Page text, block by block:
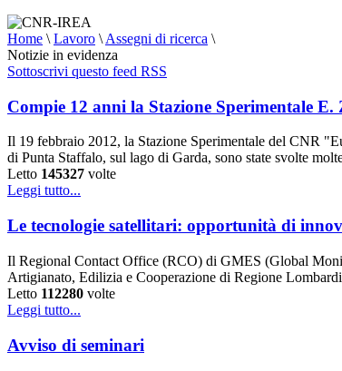
Home \ Lavoro \ Assegni di ricerca \
Notizie in evidenza
Sottoscrivi questo feed RSS
Compie 12 anni la Stazione Sperimentale
Il 19 febbraio 2012, la Stazione Sperimentale del CNR
di Punta Staffalo, sul lago di Garda, sono state svolte
Letto 145327 volte
Leggi tutto...
Le tecnologie satellitari: opportunità di
Il Regional Contact Office (RCO) di GMES (Global
Artigianato, Edilizia e Cooperazione di Regione
Letto 112280 volte
Leggi tutto...
Avviso di seminari